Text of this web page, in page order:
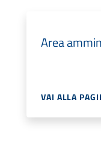
Area
VAI ALLA